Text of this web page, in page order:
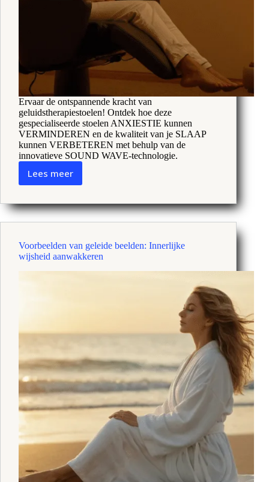
Ervaar de ontspannende kracht van
geluidstherapiestoelen! Ontdek hoe deze
gespecialiseerde stoelen ANXIESTIE kunnen
VERMINDEREN en de kwaliteit van je SLAAP
kunnen VERBETEREN met behulp van de
innovatieve SOUND WAVE-technologie.
Lees meer
Stoel
Geluidstherapie:
Helende
harmonie
met
trillingen
Voorbeelden van geleide beelden: Innerlijke
wijsheid aanwakkeren